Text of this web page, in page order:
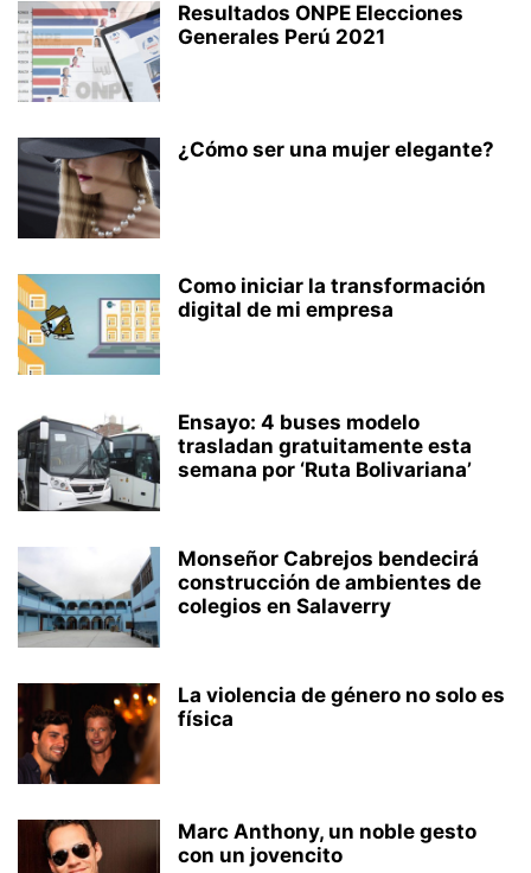
Resultados ONPE Elecciones
Generales Perú 2021
¿Cómo ser una mujer elegante?
Como iniciar la transformación
digital de mi empresa
Ensayo: 4 buses modelo
trasladan gratuitamente esta
semana por ‘Ruta Bolivariana’
Monseñor Cabrejos bendecirá
construcción de ambientes de
colegios en Salaverry
La violencia de género no solo es
física
Marc Anthony, un noble gesto
con un jovencito